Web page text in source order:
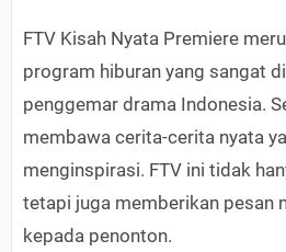
FTV Kisah Nyata Premiere
program hiburan yang sangat
penggemar drama Indonesia.
membawa cerita-cerita nyata
menginspirasi. FTV ini tidak
tetapi juga memberikan pesan
kepada penonton.